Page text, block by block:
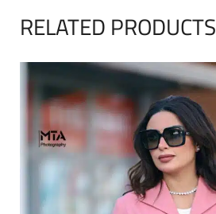
RELATED PRODUCTS